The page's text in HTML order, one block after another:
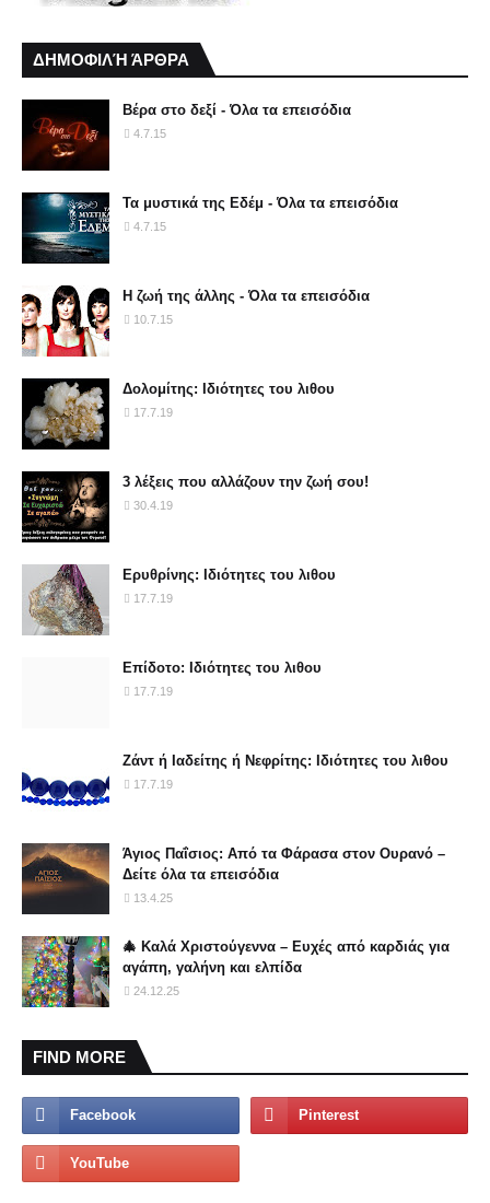
ΔΗΜΟΦΙΛΉ ΆΡΘΡΑ
Βέρα στο δεξί - Όλα τα επεισόδια
4.7.15
Τα μυστικά της Εδέμ - Όλα τα επεισόδια
4.7.15
Η ζωή της άλλης - Όλα τα επεισόδια
10.7.15
Δολομίτης: Ιδιότητες του λιθου
17.7.19
3 λέξεις που αλλάζουν την ζωή σου!
30.4.19
Ερυθρίνης: Ιδιότητες του λιθου
17.7.19
Επίδοτο: Ιδιότητες του λιθου
17.7.19
Ζάντ ή Ιαδείτης ή Νεφρίτης: Ιδιότητες του λιθου
17.7.19
Άγιος Παΐσιος: Από τα Φάρασα στον Ουρανό –
Δείτε όλα τα επεισόδια
13.4.25
🎄 Καλά Χριστούγεννα – Ευχές από καρδιάς για
αγάπη, γαλήνη και ελπίδα
24.12.25
FIND MORE